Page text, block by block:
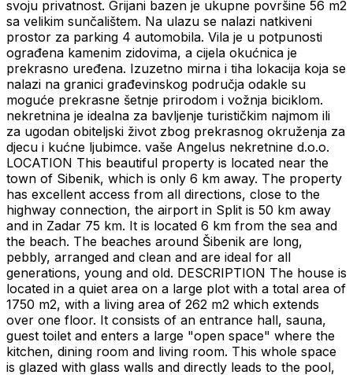
svoju privatnost. Grijani bazen je ukupne površine 56 m2
sa velikim sunčalištem. Na ulazu se nalazi natkiveni
prostor za parking 4 automobila. Vila je u potpunosti
ograđena kamenim zidovima, a cijela okućnica je
prekrasno uređena. Izuzetno mirna i tiha lokacija koja se
nalazi na granici građevinskog područja odakle su
moguće prekrasne šetnje prirodom i vožnja biciklom.
nekretnina je idealna za bavljenje turističkim najmom ili
za ugodan obiteljski život zbog prekrasnog okruženja za
djecu i kućne ljubimce. vaše Angelus nekretnine d.o.o.
LOCATION This beautiful property is located near the
town of Sibenik, which is only 6 km away. The property
has excellent access from all directions, close to the
highway connection, the airport in Split is 50 km away
and in Zadar 75 km. It is located 6 km from the sea and
the beach. The beaches around Šibenik are long,
pebbly, arranged and clean and are ideal for all
generations, young and old. DESCRIPTION The house is
located in a quiet area on a large plot with a total area of
​​1750 m2, with a living area of ​​262 m2 which extends
over one floor. It consists of an entrance hall, sauna,
guest toilet and enters a large "open space" where the
kitchen, dining room and living room. This whole space
is glazed with glass walls and directly leads to the pool,